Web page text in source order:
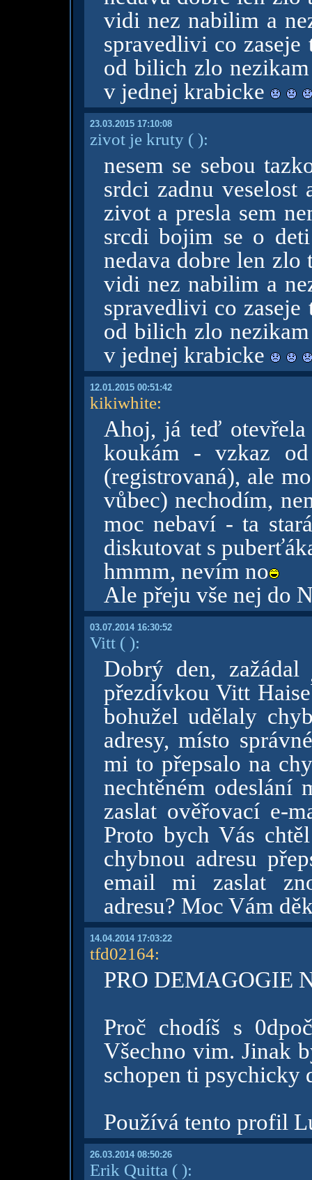
vidi nez nabilim a
spravedlivi co
od bilich zlo
v jednej krabicke
23.03.2015 17:10:08
zivot je kruty( ):
nesem se sebou
srdci zadnu
zivot a presla sem
srcdi bojim se o
nedava dobre len zlo
vidi nez nabilim a
spravedlivi co
od bilich zlo
v jednej krabicke
12.01.2015 00:51:42
kikiwhite:
Ahoj, já teď
koukám - vzkaz
(registrovaná), ale
vůbec) nechodím,
moc nebaví - ta
diskutovat s
hmmm, nevím no
Ale přeju vše nej do
03.07.2014 16:30:52
Vitt( ):
Dobrý den,
přezdívkou Vitt
bohužel udělaly
adresy, místo
mi to přepsalo na
nechtěném odeslání
zaslat ověřovací e-
Proto bych Vás
chybnou adresu
email mi zaslat
adresu? Moc Vám
14.04.2014 17:03:22
tfd02164:
PRO DEMAGOGIE
Proč chodíš s
Všechno vim. Jinak
schopen ti psychicky
Používá tento profil
26.03.2014 08:50:26
Erik Quitta ( ):